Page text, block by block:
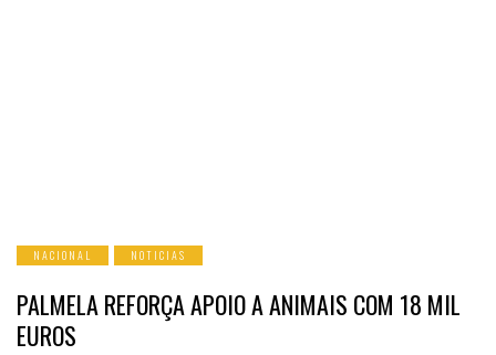
NACIONAL NOTICIAS
PALMELA REFORÇA APOIO A ANIMAIS COM 18 MIL
EUROS